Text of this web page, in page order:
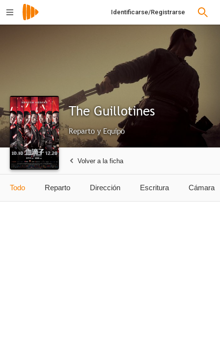
Identificarse/Registrarse
The Guillotines
Reparto y Equipo
Volver a la ficha
Todo Reparto Dirección Escritura Cámara